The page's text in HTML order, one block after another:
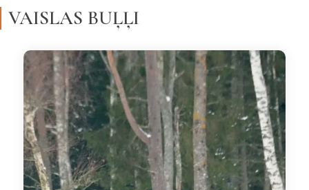
VAISLAS BUĻĻI